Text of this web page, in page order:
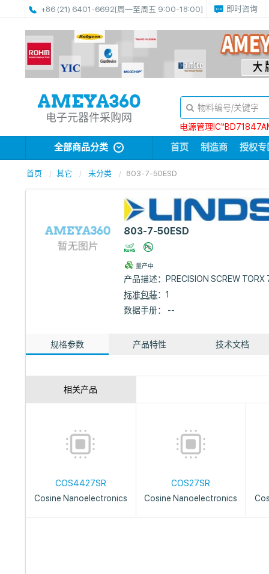
+86 (21) 6401-6692[周一至周五 9:00-18:00] 即时咨询
电子元器件采购网
电源管理
全部商品分类 首页 制造商 授权专
首页 其它 未分类 803-7-50ESD
803-7-50ESD
量产中
产品描述：
PRECISION SCREW TORX
标准包装：1
数据手册： --
规格参数 产品特性 技术文档
相关产品
COS4427SR
Cosine Nanoelectronics
COS27SR
Cosine Nanoelectronics